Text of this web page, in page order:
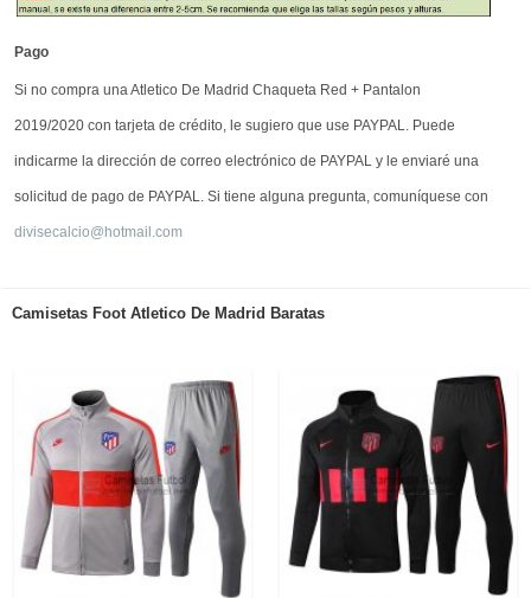
Pago
Si no compra una Atletico De Madrid Chaqueta Red + Pantalon
2019/2020 con tarjeta de crédito, le sugiero que use PAYPAL. Puede
indicarme la dirección de correo electrónico de PAYPAL y le enviaré una
solicitud de pago de PAYPAL. Si tiene alguna pregunta, comuníquese con
divisecalcio@hotmail.com
Camisetas Foot Atletico De Madrid Baratas